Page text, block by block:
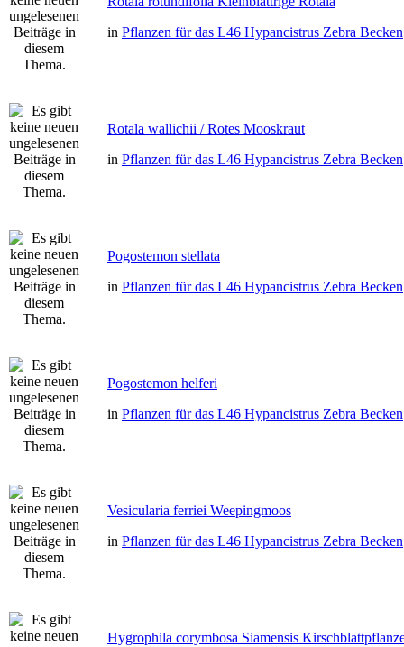
in Pflanzen für das L46 Hypancistrus Zebra Becken
Rotala wallichii / Rotes Mooskraut
in Pflanzen für das L46 Hypancistrus Zebra Becken
Pogostemon stellata
in Pflanzen für das L46 Hypancistrus Zebra Becken
Pogostemon helferi
in Pflanzen für das L46 Hypancistrus Zebra Becken
Vesicularia ferriei Weepingmoos
in Pflanzen für das L46 Hypancistrus Zebra Becken
Hygrophila corymbosa Siamensis